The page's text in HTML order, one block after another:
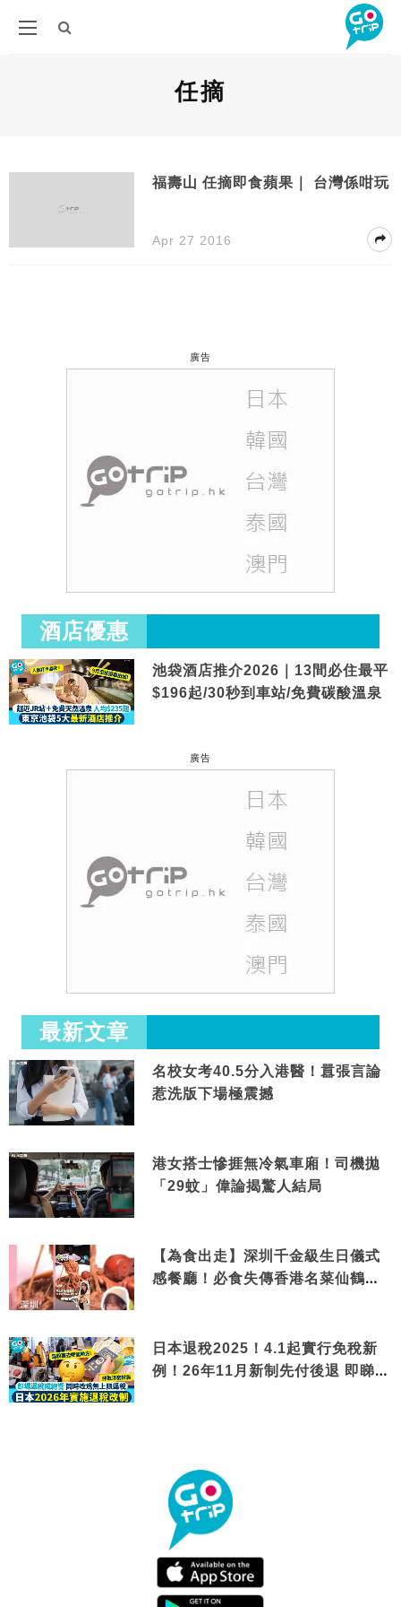
任摘
福壽山 任摘即食蘋果｜ 台灣係咁玩
Apr 27 2016
廣告
酒店優惠
池袋酒店推介2026｜13間必住最平
$196起/30秒到車站/免費碳酸溫泉
廣告
最新文章
名校女考40.5分入港醫！囂張言論
惹洗版下場極震撼
港女搭士慘捱無冷氣車廂！司機拋
「29蚊」偉論揭驚人結局
【為食出走】深圳千金級生日儀式
感餐廳！必食失傳香港名菜仙鶴神
日本退稅2025！4.1起實行免稅新
例！26年11月新制先付後退 即睇步